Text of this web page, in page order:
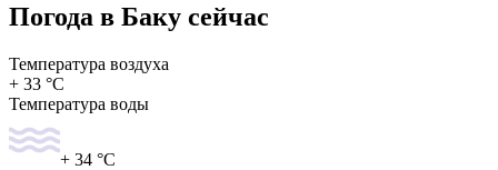
Погода в Баку сейчас
Температура воздуха
+ 33 °C
Температура воды
+ 34 °C